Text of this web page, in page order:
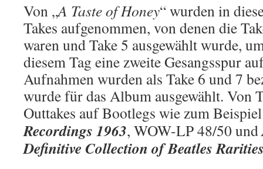
Von „A Taste of Honey“ wurden in
Takes aufgenommen, von denen die
waren und Take 5 ausgewählt wurde,
diesem Tag eine zweite Gesangsspur
Aufnahmen wurden als Take 6 und 7
wurde für das Album ausgewählt. Von
Outtakes auf Bootlegs wie zum
Recordings 1963, WOW-LP 48/50 und
Definitive Collection of Beatles